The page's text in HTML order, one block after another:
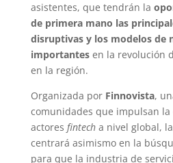
asistentes, que tendrán la
de primera mano las
disruptivas y los modelos de
importantesen la revolución
en la región.
Organizada por Finnovista,
comunidades que impulsan
actores fintecha nivel global,
centrará asimismo en la
para que la industria de